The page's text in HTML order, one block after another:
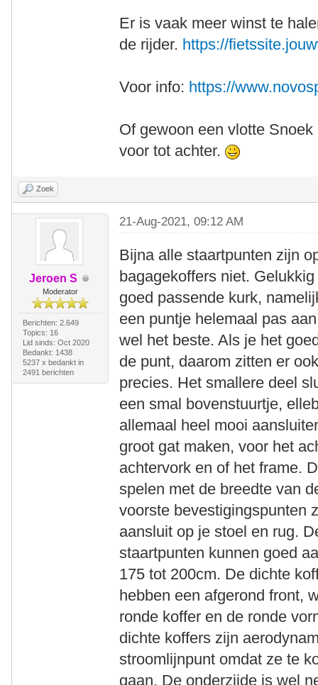
Er is vaak meer winst te
de rijder. https://
Voor info: https://
Of gewoon een vlotte
voor tot achter.
Zoek
Jeroen S
Moderator
Berichten: 2.649
Topics: 16
Lid sinds: Oct 2020
Bedankt: 1438
5237 x bedankt in
2491 berichten
21-Aug-2021, 09:12 AM
Bijna alle staartpunten zijn
bagagekoffers niet.
goed passende kurk,
een puntje helemaal pas
wel het beste. Als je het
de punt, daarom zitten er
precies. Het smallere deel
een smal bovenstuurtje,
allemaal heel mooi
groot gat maken, voor het
achtervork en of het frame.
spelen met de breedte van
voorste bevestigingspunten
aansluit op je stoel en rug.
staartpunten kunnen goed
175 tot 200cm. De dichte
hebben een afgerond front,
ronde koffer en de ronde
dichte koffers zijn
stroomlijnpunt omdat ze te
gaan. De onderzijde is wel